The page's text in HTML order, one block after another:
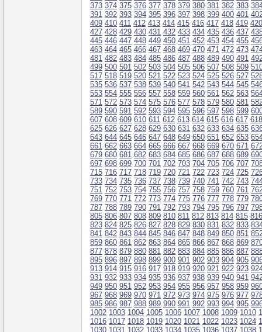
373 374 375 376 377 378 379 380 381 382 383
391 392 393 394 395 396 397 398 399 400 401
409 410 411 412 413 414 415 416 417 418 419 420
427 428 429 430 431 432 433 434 435 436 437
445 446 447 448 449 450 451 452 453 454 455
463 464 465 466 467 468 469 470 471 472 473
481 482 483 484 485 486 487 488 489 490 491
499 500 501 502 503 504 505 506 507 508 509
517 518 519 520 521 522 523 524 525 526 527
535 536 537 538 539 540 541 542 543 544 545
553 554 555 556 557 558 559 560 561 562 563
571 572 573 574 575 576 577 578 579 580 581
589 590 591 592 593 594 595 596 597 598 599
607 608 609 610 611 612 613 614 615 616 617 618
625 626 627 628 629 630 631 632 633 634 635
643 644 645 646 647 648 649 650 651 652 653
661 662 663 664 665 666 667 668 669 670 671
679 680 681 682 683 684 685 686 687 688 689
697 698 699 700 701 702 703 704 705 706 707
715 716 717 718 719 720 721 722 723 724 725
733 734 735 736 737 738 739 740 741 742 743
751 752 753 754 755 756 757 758 759 760 761
769 770 771 772 773 774 775 776 777 778 779
787 788 789 790 791 792 793 794 795 796 797
805 806 807 808 809 810 811 812 813 814 815 816
823 824 825 826 827 828 829 830 831 832 833
841 842 843 844 845 846 847 848 849 850 851
859 860 861 862 863 864 865 866 867 868 869
877 878 879 880 881 882 883 884 885 886 887
895 896 897 898 899 900 901 902 903 904 905
913 914 915 916 917 918 919 920 921 922 923
931 932 933 934 935 936 937 938 939 940 941
949 950 951 952 953 954 955 956 957 958 959
967 968 969 970 971 972 973 974 975 976 977
985 986 987 988 989 990 991 992 993 994 995
1002 1003 1004 1005 1006 1007 1008 1009 1010
1016 1017 1018 1019 1020 1021 1022 1023 1024
1030 1031 1032 1033 1034 1035 1036 1037 1038